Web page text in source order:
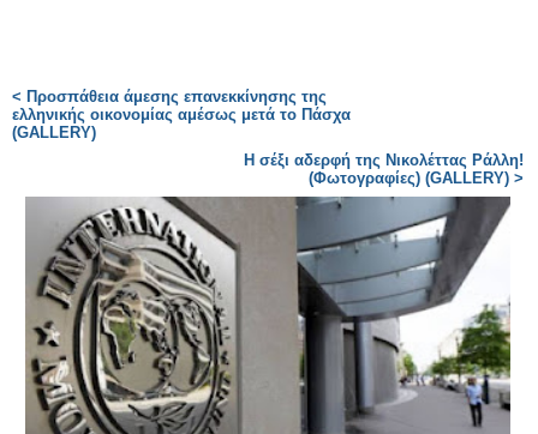
< Προσπάθεια άμεσης επανεκκίνησης της
ελληνικής οικονομίας αμέσως μετά το Πάσχα
(GALLERY)
H σέξι αδερφή της Νικολέττας Ράλλη!
(Φωτογραφίες) (GALLERY) >